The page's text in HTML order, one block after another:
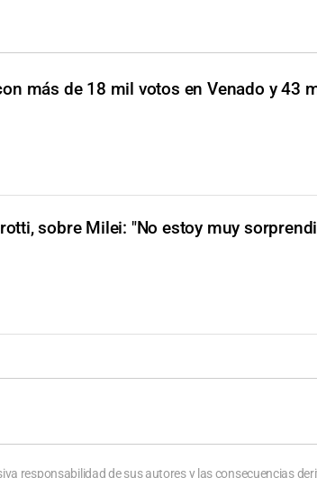
más de 18 mil votos en Venado y 43
sobre Milei: "No estoy muy
responsabilidad de sus autores y las consecuencias